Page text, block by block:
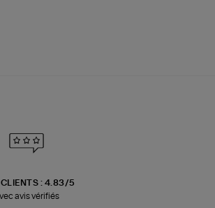
: 4.83/5
avis vérifiés